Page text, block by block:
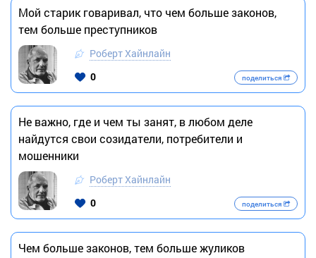
Мой старик говаривал, что чем больше законов,
тем больше преступников
Роберт Хайнлайн
0
поделиться
Не важно, где и чем ты занят, в любом деле
найдутся свои созидатели, потребители и
мошенники
Роберт Хайнлайн
0
поделиться
Чем больше законов, тем больше жуликов